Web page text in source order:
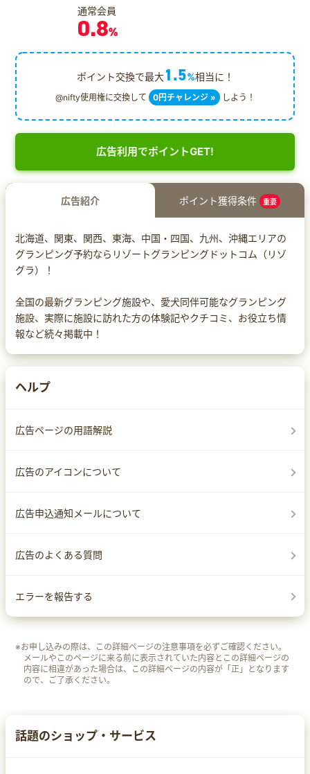
通常会員
0.8%
ポイント交換で最大1.5%相当に！
@nifty使用権に交換して 0円チャレンジ » しよう！
広告利用でポイントGET!
広告紹介 ポイント獲得条件 重要
北海道、関東、関西、東海、中国・四国、九州、沖縄エリアの
グランピング予約ならリゾートグランピングドットコム（リゾ
グラ）！
全国の最新グランピング施設や、愛犬同伴可能なグランピング
施設、実際に施設に訪れた方の体験記やクチコミ、お役立ち情
報など続々掲載中！
ヘルプ
広告ページの用語解説
広告のアイコンについて
広告申込通知メールについて
広告のよくある質問
エラーを報告する
※お申し込みの際は、この詳細ページの注意事項を必ずご確認ください。
メールやこのページに来る前に表示されていた内容とこの詳細ページの
内容に相違があった場合は、この詳細ページの内容が「正」となります
ので、ご了承ください。
話題のショップ・サービス